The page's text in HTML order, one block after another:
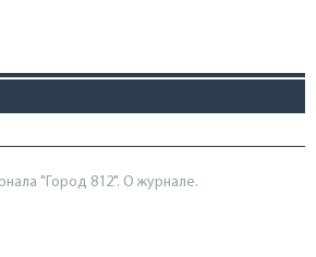
"Город 812". О журнале.